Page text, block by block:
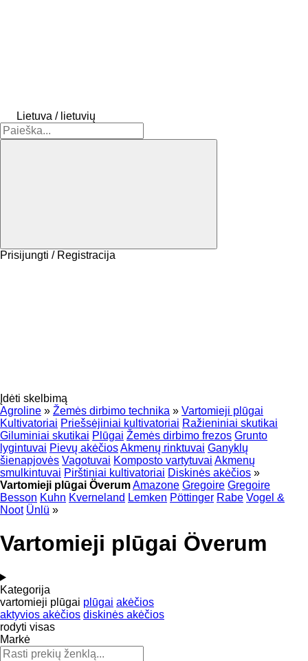
Lietuva / lietuvių
Prisijungti / Registracija
Įdėti skelbimą
Agroline » Žemės dirbimo technika » Vartomieji plūgai
Kultivatoriai Priešsėjiniai kultivatoriai Ražieniniai skutikai
Giluminiai skutikai Plūgai Žemės dirbimo frezos Grunto
lygintuvai Pievų akėčiosAkmenų rinktuvai Ganyklų
šienapjovės Vagotuvai Komposto vartytuvai Akmenų
smulkintuvai Pirštiniai kultivatoriai Diskinės akėčios »
Vartomieji plūgai ÖverumAmazone Gregoire Gregoire
Besson Kuhn Kverneland Lemken Pöttinger Rabe Vogel &
Noot Ünlü »
Vartomieji plūgai Överum
Kategorija
vartomieji plūgai plūgai akėčios
aktyvios akėčios diskinės akėčios
rodyti visas
Markė